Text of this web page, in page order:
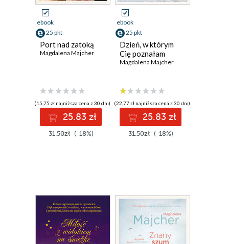
ebook
25 pkt
Port nad zatoką
Magdalena Majcher
(15,75 zł najniższa cena z 30 dni)
25.83 zł
31.50zł (-18%)
ebook
25 pkt
Dzień, w którym
Cię poznałam
Magdalena Majcher
(22,77 zł najniższa cena z 30 dni)
25.83 zł
31.50zł (-18%)